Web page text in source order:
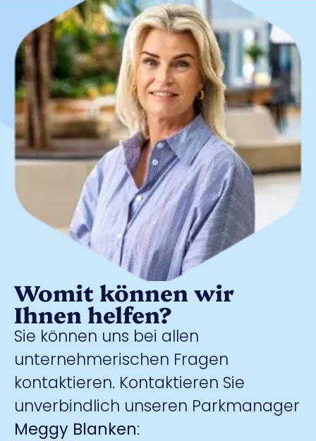
Womit können wir
Ihnen helfen?
Sie können uns bei allen
unternehmerischen Fragen
kontaktieren. Kontaktieren Sie
unverbindlich unseren Parkmanager
Meggy Blanken: